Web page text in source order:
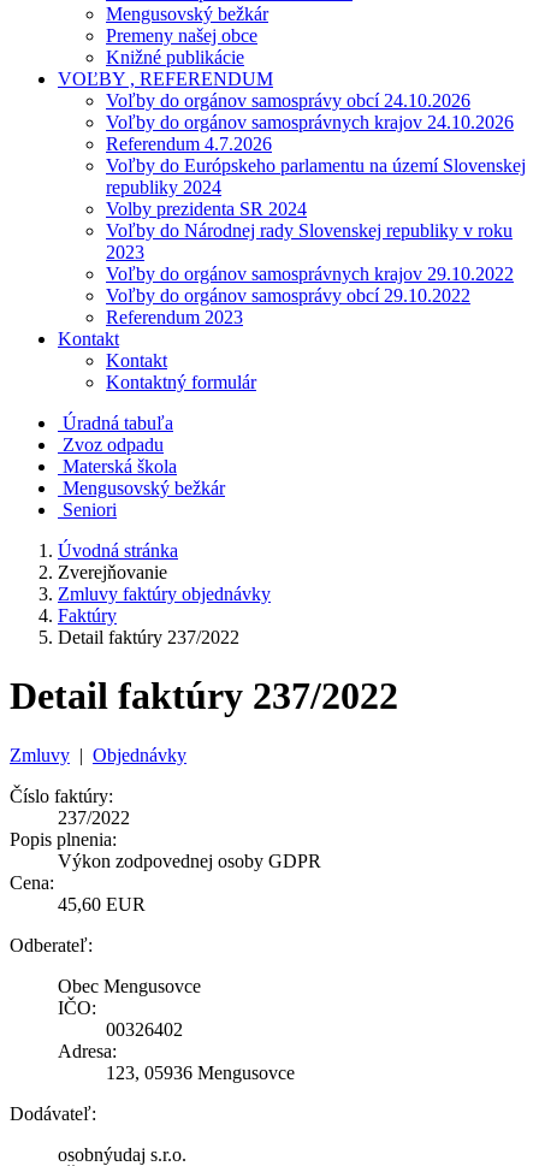
Mengusovský bežkár
Premeny našej obce
Knižné publikácie
VOĽBY , REFERENDUM
Voľby do orgánov samosprávy obcí 24.10.2026
Voľby do orgánov samosprávnych krajov 24.10.2026
Referendum 4.7.2026
Voľby do Európskeho parlamentu na území Slovenskej
republiky 2024
Volby prezidenta SR 2024
Voľby do Národnej rady Slovenskej republiky v roku
2023
Voľby do orgánov samosprávnych krajov 29.10.2022
Voľby do orgánov samosprávy obcí 29.10.2022
Referendum 2023
Kontakt
Kontakt
Kontaktný formulár
Úradná tabuľa
Zvoz odpadu
Materská škola
Mengusovský bežkár
Seniori
Úvodná stránka
Zverejňovanie
Zmluvy faktúry objednávky
Faktúry
Detail faktúry 237/2022
Detail faktúry 237/2022
Zmluvy | Objednávky
Číslo faktúry:
237/2022
Popis plnenia:
Výkon zodpovednej osoby GDPR
Cena:
45,60 EUR
Odberateľ:
Obec Mengusovce
IČO:
00326402
Adresa:
123, 05936 Mengusovce
Dodávateľ:
osobnýudaj s.r.o.